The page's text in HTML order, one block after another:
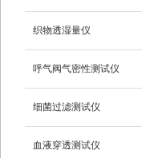
织物透湿量仪
呼气阀气密性测试仪
细菌过滤测试仪
血液穿透测试仪